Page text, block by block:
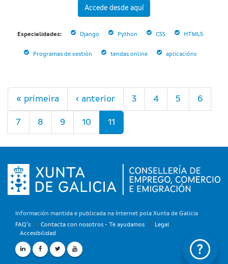
Accede desde aquí
Especialidades: Django Python CSS HTML5
Programas de xestión tendas online aplicacións
Páginas
« primeira ‹ anterior 3 4 5 6
7 8 9 10 11
Información mantida e publicada na Internet pola Xunta de Galicia
FAQ's
Contacta con nosotros - Te ayudamos
Legal
Accesibilidad